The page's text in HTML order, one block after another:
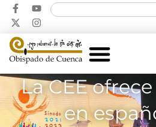
La CEE
en